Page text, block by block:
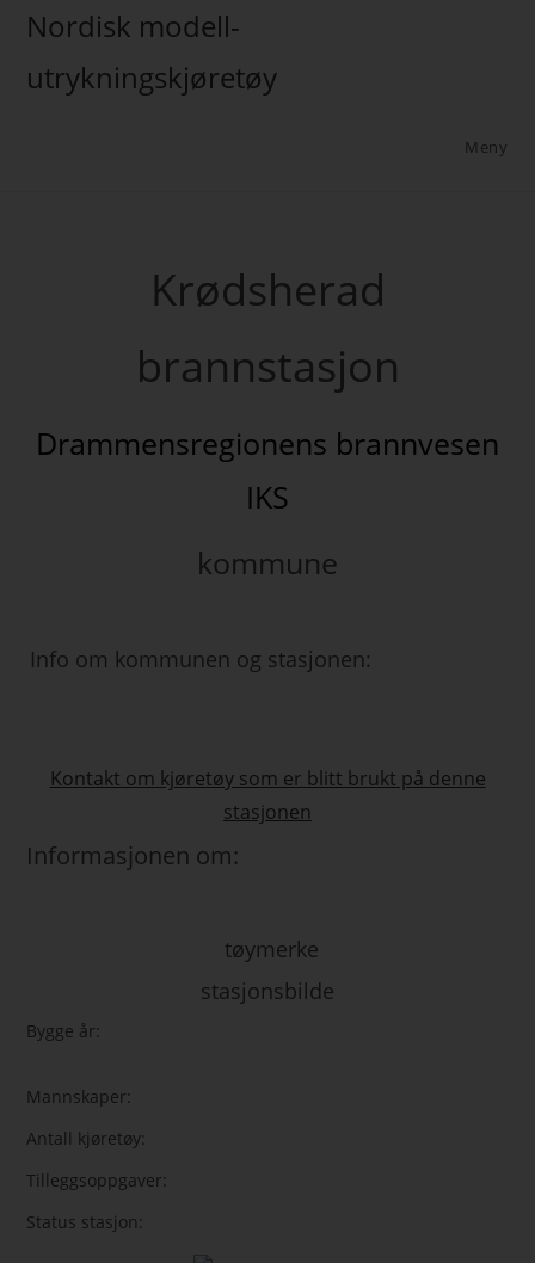
Nordisk modell-
utrykningskjøretøy
Meny
Krødsherad
brannstasjon
Drammensregionens brannvesen
IKS
kommune
Info om kommunen og stasjonen:
Kontakt om kjøretøy som er blitt brukt på denne
stasjonen
Informasjonen om:
tøymerke
stasjonsbilde
Bygge år:
Mannskaper:
Antall kjøretøy:
Tilleggsoppgaver:
Status stasjon: